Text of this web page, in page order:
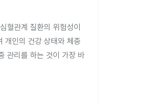
혈관계 질환의 위험성이
개인의 건강 상태와 체중
관리를 하는 것이 가장 바